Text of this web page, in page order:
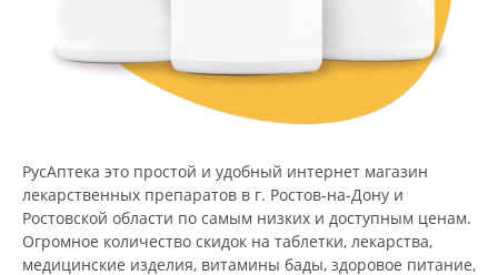
РусАптека это простой и удобный интернет магазин
лекарственных препаратов в г. Ростов-на-Дону и
Ростовской области по самым низких и доступным ценам.
Огромное количество скидок на таблетки, лекарства,
медицинские изделия, витамины бады, здоровое питание,